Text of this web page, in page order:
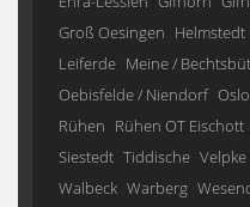
Groß Oesingen Helmstedt
Leiferde Meine /
Oebisfelde / Niendorf
Rühen Rühen OT Eischott
Siestedt Tiddische Velpke
Walbeck Warberg